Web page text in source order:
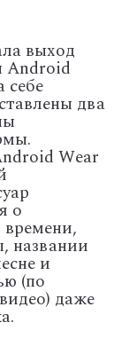
выход
Android
два
Wear
о
названии
и
(по
даже